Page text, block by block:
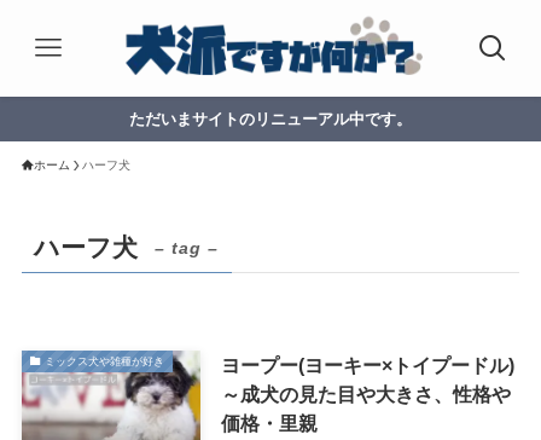
ただいまサイトのリニューアル中です。
ホーム ハーフ犬
ハーフ犬 – tag –
ミックス犬や雑種が好き
ヨープー(ヨーキー×トイプードル)
～成犬の見た目や大きさ、性格や
価格・里親